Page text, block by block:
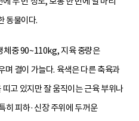
동물이다.
체중 90~110kg, 지육 중량은
결이 가늘다. 육색은 다른 축육과
고 있지만 잘 움직이는 근육 부위나
히 피하·신장 주위에 두꺼운